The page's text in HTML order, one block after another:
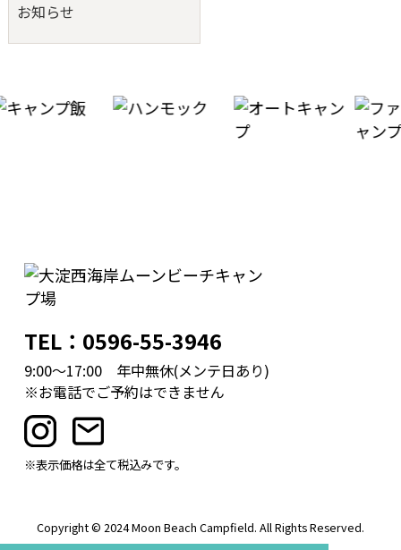
お知らせ
TEL：0596-55-3946
9:00～17:00 年中無休(メンテ日あり)
※お電話でご予約はできません
※表示価格は全て税込みです。
Copyright © 2024 Moon Beach Campfield. All Rights Reserved.